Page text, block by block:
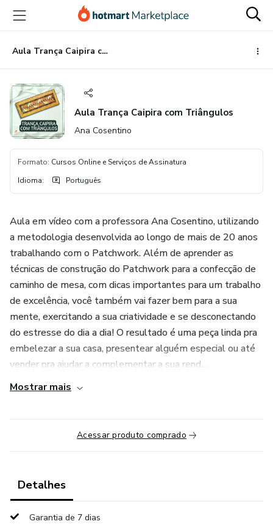
para
conteúdo
principal
para
pagamento
para
rodapé
Aula Trança Caipira com Triângulos
Aula Trança Caipira com Triângulos
Ana Cosentino
Formato: Cursos Online e Serviços de Assinatura
Idioma: Português
Aula em vídeo com a professora Ana Cosentino, utilizando
a metodologia desenvolvida ao longo de mais de 20 anos
trabalhando com o Patchwork. Além de aprender as
técnicas de construção do Patchwork para a confecção de
caminho de mesa, com dicas importantes para um trabalho
de excelência, você também vai fazer bem para a sua
mente, exercitando a sua criatividade e se desconectando
do estresse do dia a dia! O resultado é uma peça linda pra
embelezar a sua casa, presentear alguém especial ou até
vender pra ajudar a complementar a sua rend...
Mostrar mais
Acessar produto comprado
Detalhes
Garantia de 7 dias